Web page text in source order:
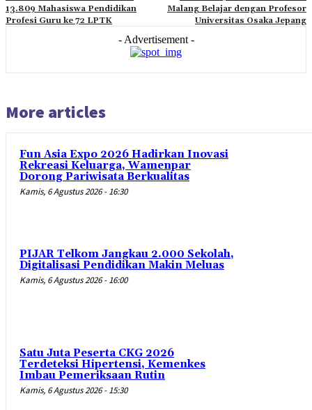
13.809 Mahasiswa Pendidikan
Profesi Guru ke 72 LPTK
Malang Belajar dengan Profesor
Universitas Osaka Jepang
- Advertisement -
More articles
Fun Asia Expo 2026 Hadirkan Inovasi
Rekreasi Keluarga, Wamenpar
Dorong Pariwisata Berkualitas
Kamis, 6 Agustus 2026 - 16:30
PIJAR Telkom Jangkau 2.000 Sekolah,
Digitalisasi Pendidikan Makin Meluas
Kamis, 6 Agustus 2026 - 16:00
Satu Juta Peserta CKG 2026
Terdeteksi Hipertensi, Kemenkes
Imbau Pemeriksaan Rutin
Kamis, 6 Agustus 2026 - 15:30